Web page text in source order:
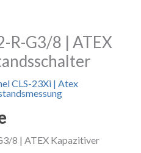
R-G3/8 | ATEX
CLS-23Xi | Atex
8 | ATEX Kapazitiver